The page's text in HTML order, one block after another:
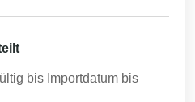
bis Importdatum bis